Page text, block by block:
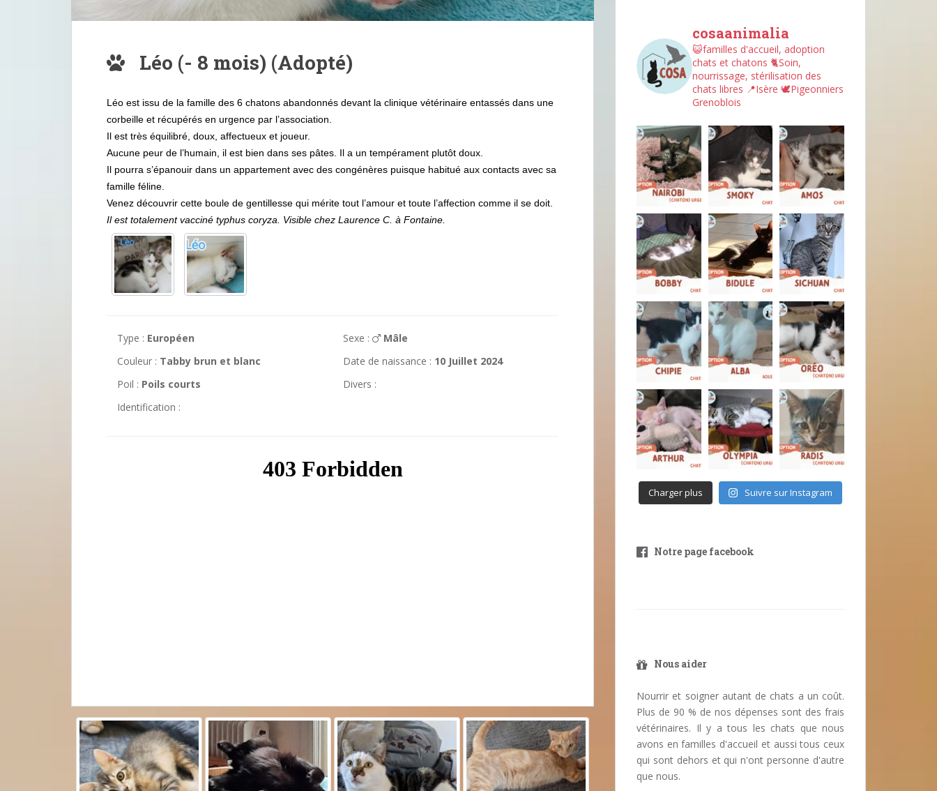
Léo (- 8 mois) (Adopté)
Léo est issu de la famille des 6 chatons abandonnés devant la clinique vétérinaire entassés dans une
corbeille et récupérés en urgence par l’association.
Il est très équilibré, doux, affectueux et joueur.
Aucune peur de l’humain, il est bien dans ses pâtes. Il a un tempérament plutôt doux.
Il pourra s’épanouir dans un appartement avec des congénères puisque habitué aux contacts avec sa
famille féline.
Venez découvrir cette boule de gentillesse qui mérite tout l’amour et toute l’affection comme il se doit.
Il est totalement vacciné typhus coryza. Visible chez Laurence C. à Fontaine.
Type : Européen
Couleur : Tabby brun et blanc
Poil : Poils courts
Identification :
Sexe :
Mâle
Date de naissance : 10 Juillet 2024
Divers :
cosaanimalia
😺familles d'accueil, adoption
chats et chatons 🐈Soin,
nourrissage, stérilisation des
chats libres 📍Isère 🕊︎Pigeonniers
Grenoblois
Charger plus Suivre sur Instagram
Notre page facebook
Nous aider
Nourrir et soigner autant de chats a un coût.
Plus de 90 % de nos dépenses sont des frais
vétérinaires. Il y a tous les chats que nous
avons en familles d'accueil et aussi tous ceux
qui sont dehors et qui n'ont personne d'autre
que nous.